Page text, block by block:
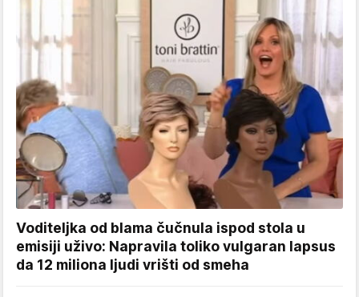
Voditeljka od blama čučnula ispod stola u
emisiji uživo: Napravila toliko vulgaran lapsus
da 12 miliona ljudi vrišti od smeha